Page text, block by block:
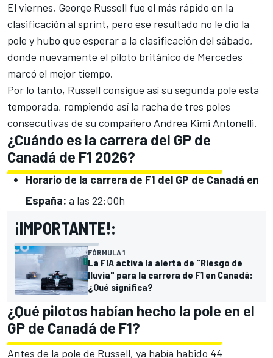
El viernes, George Russell fue el más rápido en la
clasificación al sprint, pero ese resultado no le dio la
pole y hubo que esperar a la clasificación del sábado,
donde nuevamente el piloto británico de Mercedes
marcó el mejor tiempo.
Por lo tanto, Russell consigue así su segunda pole esta
temporada, rompiendo así la racha de tres poles
consecutivas de su compañero Andrea Kimi Antonelli.
¿Cuándo es la carrera del GP de
Canadá de F1 2026?
Horario de la carrera de F1 del GP de Canadá en
España: a las 22:00h
¡IMPORTANTE!:
FÓRMULA 1
La FIA activa la alerta de "Riesgo de
lluvia" para la carrera de F1 en Canadá;
¿Qué significa?
¿Qué pilotos habían hecho la pole en el
GP de Canadá de F1?
Antes de la pole de Russell, ya había habido 44